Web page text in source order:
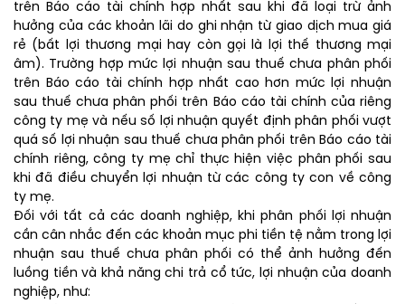
trên Báo cáo tài chính hợp nhất sau khi đã loại trừ ảnh
hưởng của các khoản lãi do ghi nhận từ giao dịch mua giá
rẻ (bất lợi thương mại hay còn gọi là lợi thế thương mại
âm). Trường hợp mức lợi nhuận sau thuế chưa phân phối
trên Báo cáo tài chính hợp nhất cao hơn mức lợi nhuận
sau thuế chưa phân phối trên Báo cáo tài chính của riêng
công ty mẹ và nếu số lợi nhuận quyết định phân phối vượt
quá số lợi nhuận sau thuế chưa phân phối trên Báo cáo tài
chính riêng, công ty mẹ chỉ thực hiện việc phân phối sau
khi đã điều chuyển lợi nhuận từ các công ty con về công
ty mẹ.
Đối với tất cả các doanh nghiệp, khi phân phối lợi nhuận
cần cân nhắc đến các khoản mục phi tiền tệ nằm trong lợi
nhuận sau thuế chưa phân phối có thể ảnh hưởng đến
luồng tiền và khả năng chi trả cổ tức, lợi nhuận của doanh
nghiệp, như: